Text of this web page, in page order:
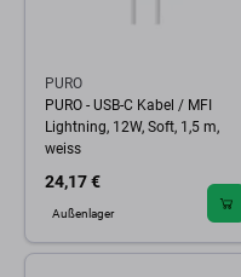
PURO
PURO - USB-C Kabel / MFI
Lightning, 12W, Soft, 1,5 m,
weiss
24,17 €
Außenlager